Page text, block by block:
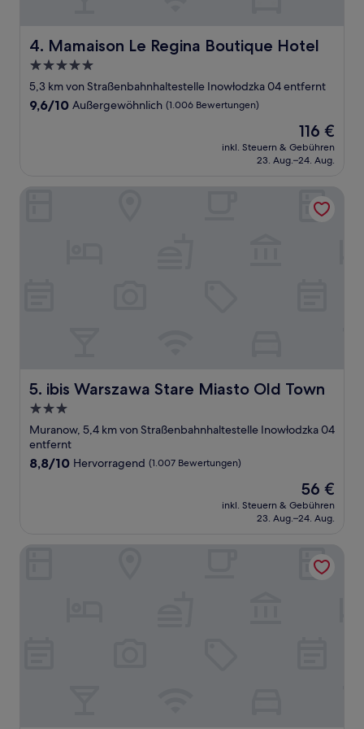
4. Mamaison Le Regina Boutique Hotel
Mamaison Le Regina Boutique Hotel
5.0-
Sterne-
Unterkunft
5,3 km von Straßenbahnhaltestelle Inowłodzka 04 entfernt
9.6
9,6/10 Außergewöhnlich (1.006 Bewertungen)
Der
Preis
beträgt
116 €
inkl. Steuern & Gebühren
23. Aug.–24. Aug.
5. ibis Warszawa Stare Miasto Old Town
ibis Warszawa Stare Miasto Old Town
3.0-
Sterne-
Unterkunft
Muranow, 5,4 km von Straßenbahnhaltestelle Inowłodzka 04
entfernt
8.8
8,8/10 Hervorragend (1.007 Bewertungen)
Der
Preis
beträgt
56 €
inkl. Steuern & Gebühren
23. Aug.–24. Aug.